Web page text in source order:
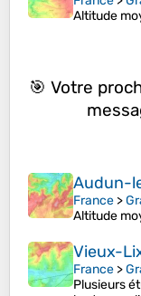
Altitude
🎯 Votre
Audun-
France >
Altitude
Vieux-
France >
Plusieurs